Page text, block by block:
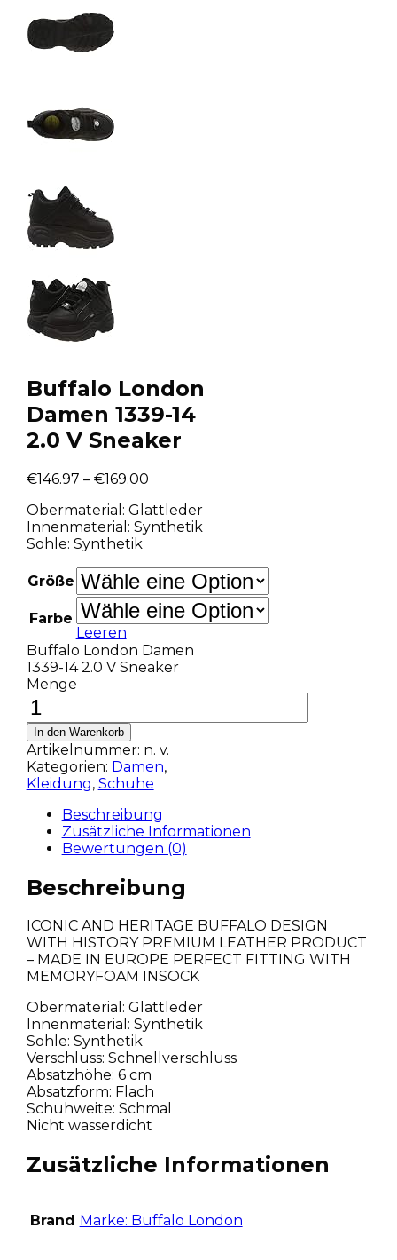
Buffalo London
Damen 1339-14
2.0 V Sneaker
€146.97 – €169.00
Obermaterial: Glattleder
Innenmaterial: Synthetik
Sohle: Synthetik
Größe
Farbe
Leeren
Buffalo London Damen
1339-14 2.0 V Sneaker
Menge
In den Warenkorb
Artikelnummer: n. v.
Kategorien: Damen,
Kleidung, Schuhe
Beschreibung
Zusätzliche Informationen
Bewertungen (0)
Beschreibung
ICONIC AND HERITAGE BUFFALO DESIGN
WITH HISTORY PREMIUM LEATHER PRODUCT
– MADE IN EUROPE PERFECT FITTING WITH
MEMORYFOAM INSOCK
Obermaterial: Glattleder
Innenmaterial: Synthetik
Sohle: Synthetik
Verschluss: Schnellverschluss
Absatzhöhe: 6 cm
Absatzform: Flach
Schuhweite: Schmal
Nicht wasserdicht
Zusätzliche Informationen
Brand Marke: Buffalo London